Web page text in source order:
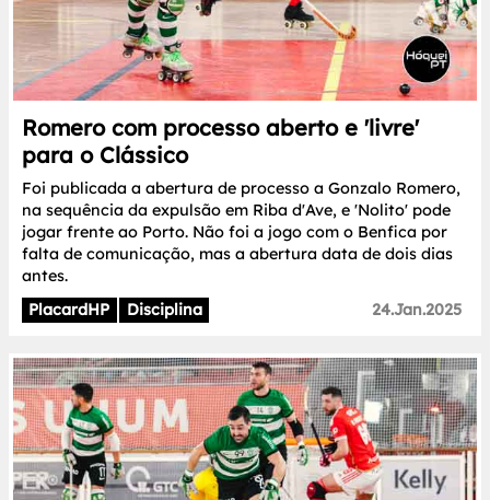
Romero com processo aberto e 'livre'
para o Clássico
Foi publicada a abertura de processo a Gonzalo Romero,
na sequência da expulsão em Riba d'Ave, e 'Nolito' pode
jogar frente ao Porto. Não foi a jogo com o Benfica por
falta de comunicação, mas a abertura data de dois dias
antes.
PlacardHP
Disciplina 24.Jan.2025